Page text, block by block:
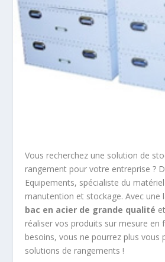
Vous recherchez une solution de
rangement pour votre entreprise ?
Equipements, spécialiste du
manutention et stockage. Avec une
bac en acier de grande qualité
réaliser vos produits sur mesure en
besoins, vous ne pourrez plus vous
solutions de rangements !